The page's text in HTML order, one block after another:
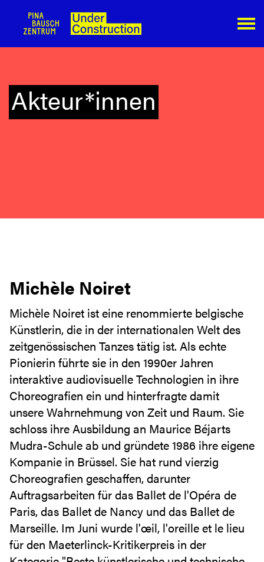
Akteur*innen
Michèle Noiret
Michèle Noiret ist eine renommierte belgische
Künstlerin, die in der internationalen Welt des
zeitgenössischen Tanzes tätig ist. Als echte
Pionierin führte sie in den 1990er Jahren
interaktive audiovisuelle Technologien in ihre
Choreografien ein und hinterfragte damit
unsere Wahrnehmung von Zeit und Raum. Sie
schloss ihre Ausbildung an Maurice Béjarts
Mudra-Schule ab und gründete 1986 ihre eigene
Kompanie in Brüssel. Sie hat rund vierzig
Choreografien geschaffen, darunter
Auftragsarbeiten für das Ballet de l'Opéra de
Paris, das Ballet de Nancy und das Ballet de
Marseille. Im Juni wurde l'œil, l'oreille et le lieu
für den Maeterlinck-Kritikerpreis in der